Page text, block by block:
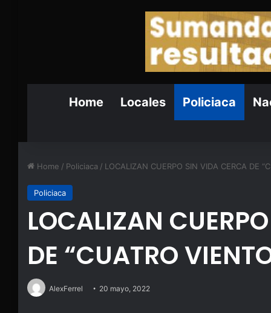
Home Locales Policiaca
Home / Policiaca / LOCALIZAN CUERPO SIN VIDA CERCA DE
Policiaca
LOCALIZAN
DE “CUATRO
AlexFerrel 20 mayo, 2022